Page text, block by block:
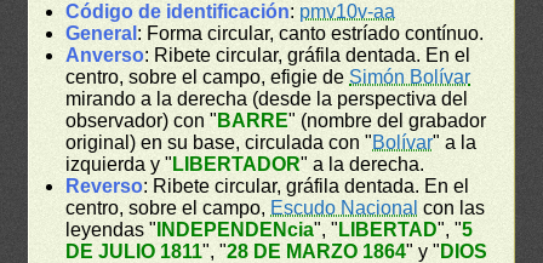
Código de identificación: pmv10v-aa
General : Forma circular, canto estríado contínuo.
Anverso: Ribete circular, gráfila dentada. En el
centro, sobre el campo, efigie deSimón Bolívar
mirando a la derecha (desde la perspectiva del
observador) con " BARRE" (nombre del grabador
original) en su base, circulada con "Bolívar" a la
izquierda y " LIBERTADOR" a la derecha.
Reverso: Ribete circular, gráfila dentada. En el
centro, sobre el campo, Escudo Nacional con las
leyendas " INDEPENDENcia", " LIBERTAD", "5
DE JULIO 1811", "28 DE MARZO 1864" y " DIOS